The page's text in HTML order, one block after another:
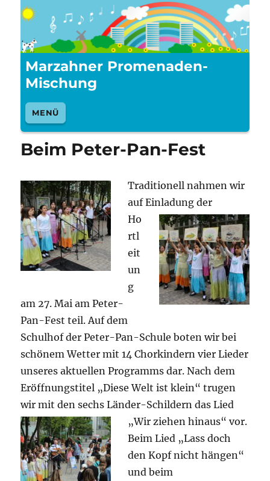
Marzahner Promenaden-
Mischung
MENÜ
Beim Peter-Pan-Fest
Traditionell nahmen wir
auf Einladung der
Ho
rtl
eit
un
g
am 27. Mai am Peter-
Pan-Fest teil. Auf dem
Schulhof der Peter-Pan-Schule boten wir bei
schönem Wetter mit 14 Chorkindern vier Lieder
unseres aktuellen Programms dar. Nach dem
Eröffnungstitel „Diese Welt ist klein“ trugen
wir mit den sechs Länder-Schildern das Lied
„Wir ziehen hinaus“ vor.
Beim Lied „Lass doch
den Kopf nicht hängen“
und beim